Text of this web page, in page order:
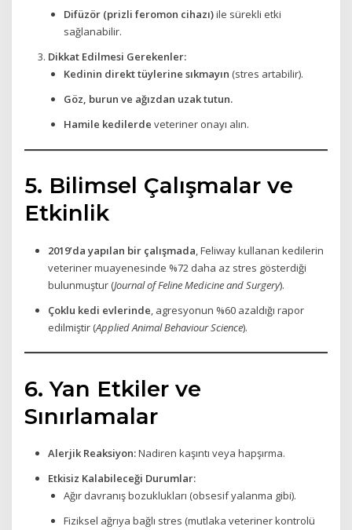
Difüzör (prizli feromon cihazı)ile sürekli etki
sağlanabilir.
Dikkat Edilmesi Gerekenler:
Kedinin direkt tüylerine sıkmayın (stres artabilir).
Göz, burun ve ağızdan uzak tutun.
Hamile kedilerde veteriner onayı alın.
5. Bilimsel Çalışmalar ve
Etkinlik
2019’da yapılan bir çalışmada , Feliway kullanan kedilerin
veteriner muayenesinde %72 daha az stres gösterdiği
bulunmuştur (Journal of Feline Medicine and Surgery).
Çoklu kedi evlerinde , agresyonun %60 azaldığı rapor
edilmiştir (Applied Animal Behaviour Science).
6. Yan Etkiler ve
Sınırlamalar
Alerjik Reaksiyon:Nadiren kaşıntı veya hapşırma.
Etkisiz Kalabileceği Durumlar:
Ağır davranış bozuklukları (obsesif yalanma gibi).
Fiziksel ağrıya bağlı stres (mutlaka veteriner kontrolü